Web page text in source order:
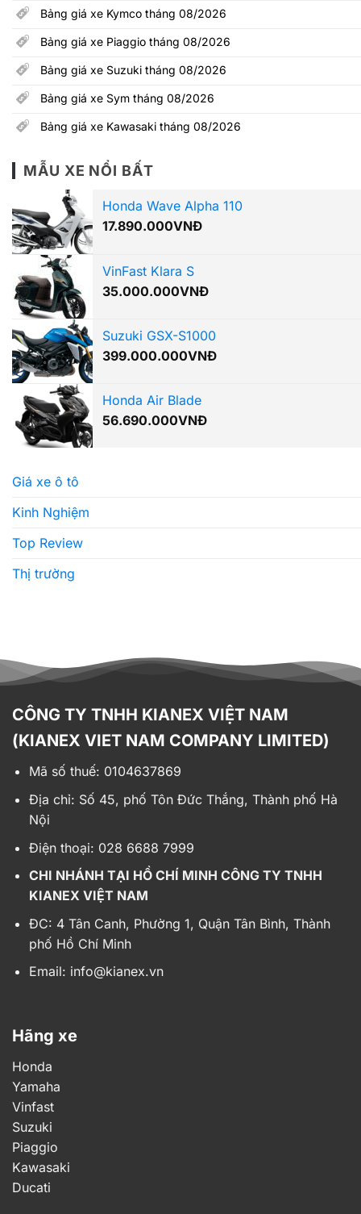
Bảng giá xe Kymco tháng 08/2026
Bảng giá xe Piaggio tháng 08/2026
Bảng giá xe Suzuki tháng 08/2026
Bảng giá xe Sym tháng 08/2026
Bảng giá xe Kawasaki tháng 08/2026
MẪU XE NỔI BẤT
Honda Wave Alpha 110
17.890.000VNĐ
VinFast Klara S
35.000.000VNĐ
Suzuki GSX-S1000
399.000.000VNĐ
Honda Air Blade
56.690.000VNĐ
Giá xe ô tô
Kinh Nghiệm
Top Review
Thị trường
CÔNG TY TNHH KIANEX VIỆT NAM
(KIANEX VIET NAM COMPANY LIMITED)
Mã số thuế: 0104637869
Địa chỉ: Số 45, phố Tôn Đức Thắng, Thành phố Hà
Nội
Điện thoại: 028 6688 7999
CHI NHÁNH TẠI HỒ CHÍ MINH CÔNG TY TNHH
KIANEX VIỆT NAM
ĐC: 4 Tân Canh, Phường 1, Quận Tân Bình, Thành
phố Hồ Chí Minh
Email: info@kianex.vn
Hãng xe
Honda
Yamaha
Vinfast
Suzuki
Piaggio
Kawasaki
Ducati